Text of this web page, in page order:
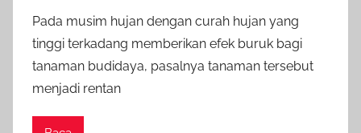
Pada musim hujan dengan curah hujan yang
tinggi terkadang memberikan efek buruk bagi
tanaman budidaya, pasalnya tanaman tersebut
menjadi rentan